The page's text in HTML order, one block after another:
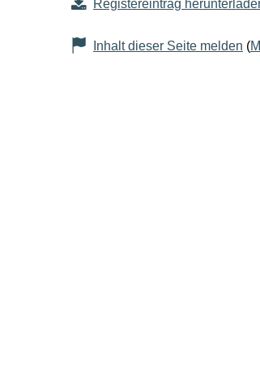
Registereintrag
Inhalt dieser Seite melden (